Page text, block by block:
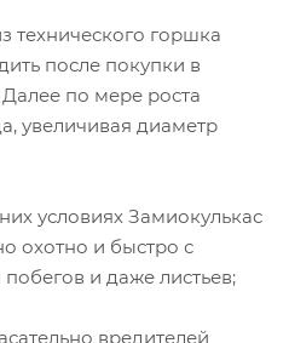
технического горшка
после покупки в
по мере роста
увеличивая диаметр
условиях Замиокулькас
охотно и быстро с
и даже листьев;
вредителей